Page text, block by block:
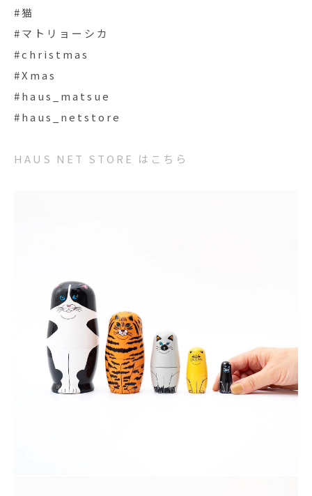
#猫
#マトリョーシカ
#christmas
#Xmas
#haus_matsue
#haus_netstore
HAUS NET STORE はこちら